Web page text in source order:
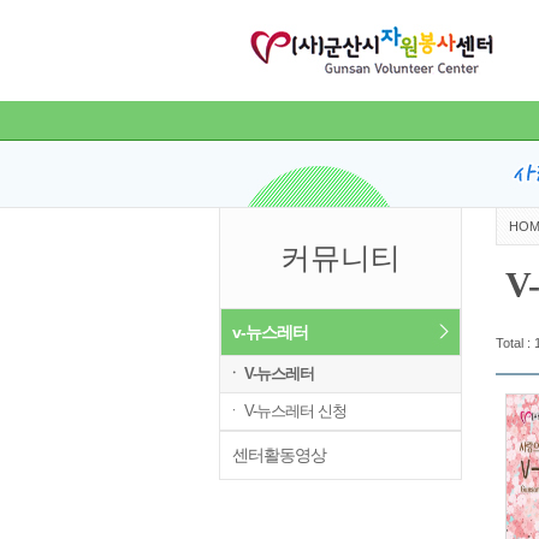
커뮤니티
v-뉴스레터
ㆍ V-뉴스레터
ㆍ V-뉴스레터 신청
센터활동영상
Total :